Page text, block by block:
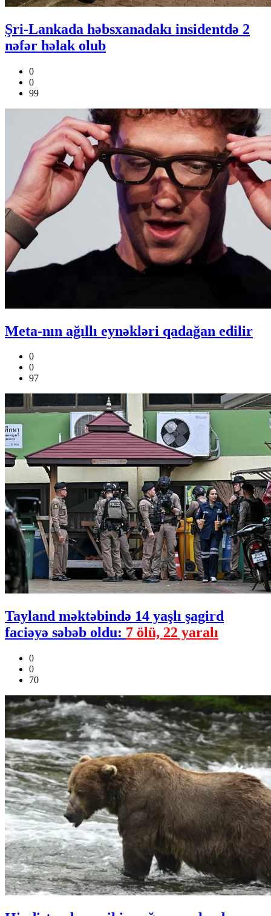
Şri-Lankada həbsxanadakı insidentdə 2
nəfər həlak olub
0
0
99
Meta-nın ağıllı eynəkləri qadağan edilir
0
0
97
Tayland məktəbində 14 yaşlı şagird
faciəyə səbəb oldu: 7 ölü, 22 yaralı
0
0
70